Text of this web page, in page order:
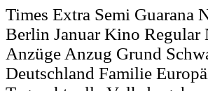
Times Extra Semi Guarana
Berlin Januar Kino Regular
Anzüge Anzug Grund
Deutschland Familie